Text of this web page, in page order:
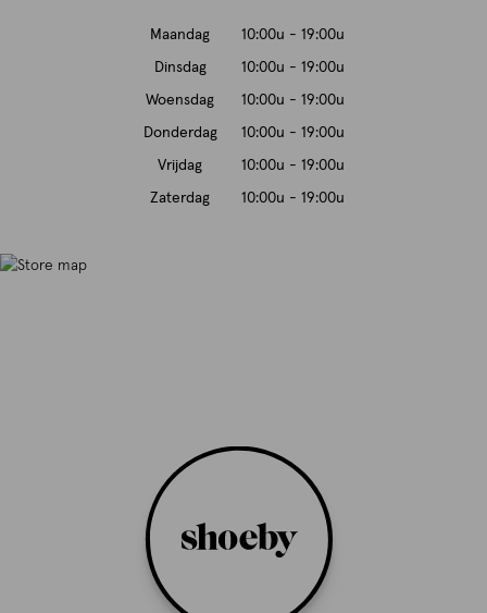
Maandag 10:00u - 19:00u
Dinsdag 10:00u - 19:00u
Woensdag 10:00u - 19:00u
Donderdag 10:00u - 19:00u
Vrijdag 10:00u - 19:00u
Zaterdag 10:00u - 19:00u